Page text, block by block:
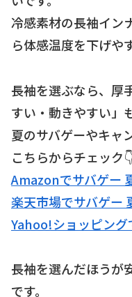
冷感素材の長袖イン
ら体感温度を下げや
長袖を選ぶなら、厚
すい・動きやすい」
夏のサバゲーやキャ
こちらからチェック👇
Amazonでサバゲー
楽天市場でサバゲー
Yahoo!ショッピング
長袖を選んだほうが
です。